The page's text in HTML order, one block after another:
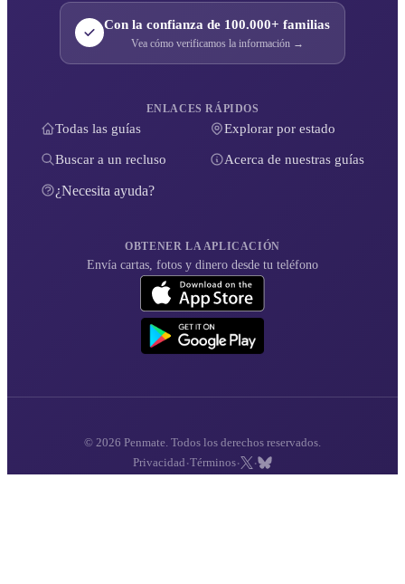
Con la confianza de 100.000+ familias
Vea cómo verificamos la información →
ENLACES RÁPIDOS
Todas las guías Explorar por estado
Buscar a un recluso Acerca de nuestras guías
¿Necesita ayuda?
OBTENER LA APLICACIÓN
Envía cartas, fotos y dinero desde tu teléfono
© 2026 Penmate. Todos los derechos reservados.
Privacidad ·Términos· ·